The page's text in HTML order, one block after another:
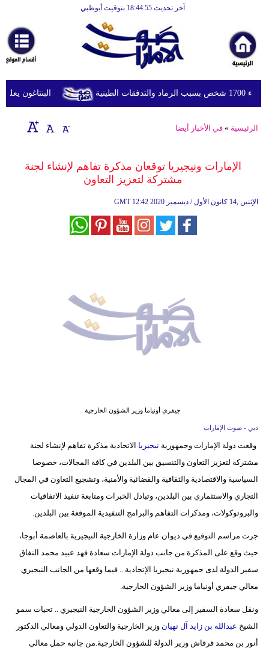
آخر تحديث 18:44:55 بتوقيت أبوظبي
أخبارعاجلة
رياضة
ثقافة
إقتصاد
وموسيقى
إسلامية
علوم
وتكنولوجيا
مدوَّنات
أبراج
سيارات
البنتاغون يعلن
الرئيسية »في الأخبار أيضا
‎الإمارات ونيجيريا توقعان مذكرة تفاهم لإنشاء لجنة
مشتركة لتعزيز التعاون
GMT 12:42 2020 الإثنين ,14 كانون الأول / ديسمبر
جيفري أونياما وزير الشؤون الخارجية
دبي - صوت الإمارات
وقعت دولة الإمارات وجمهورية نيجيريا الاتحادية مذكرة تفاهم لإنشاء لجنة
مشتركة لتعزيز التعاون والتنسيق بين البلدين في كافة المجالات، خصوصا
السياسية والاقتصادية والثقافية والقضائية والأمنية، وتشجيع التعاون في المجال
التجاري والاستثماري بين البلدين، وتبادل الخبرات ومتابعة تنفيذ الاتفاقيات
والبروتوكولات، ومذكرات التفاهم والبرامج التنفيذية الموقعة بين البلدين.
جرت مراسم التوقيع في ديوان عام وزارة الخارجية النيجيرية بالعاصمة أبوجا،
حيث وقع على المذكرة من جانب دولة الإمارات سعادة فهد عبيد محمد التفاق
سفير الدولة لدى جمهورية نيجيريا الإتحادية .. فيما وقعها من الجانب النيجيري
معالي جيفري أونياما وزير الشؤون الخارجية.
ونقل سعادة السفير إلى معالي وزير الشؤون الخارجية النيجيري .. تحيات سمو
الشيخ عبدالله بن زايد آل نهيان وزير الخارجية والتعاون الدولي ومعالي الدكتور
أنور بن محمد قرقاش وزير الدولة للشؤون الخارجية.من جانبه حمل معالي